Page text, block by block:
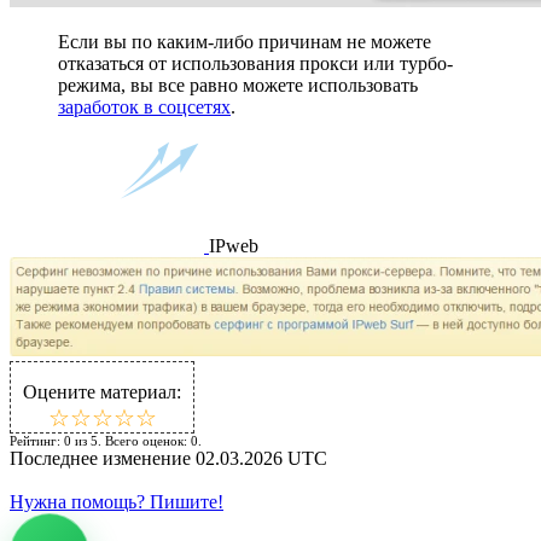
Если вы по каким-либо причинам не можете
отказаться от использования прокси или турбо-
режима, вы все равно можете использовать
заработок в соцсетях.
IPweb
Оцените материал:
☆☆☆☆☆
★★★★★
Рейтинг: 0 из 5 . Всего оценок: 0
Последнее изменение 02.03.2026 UTC
Нужна помощь? Пишите!